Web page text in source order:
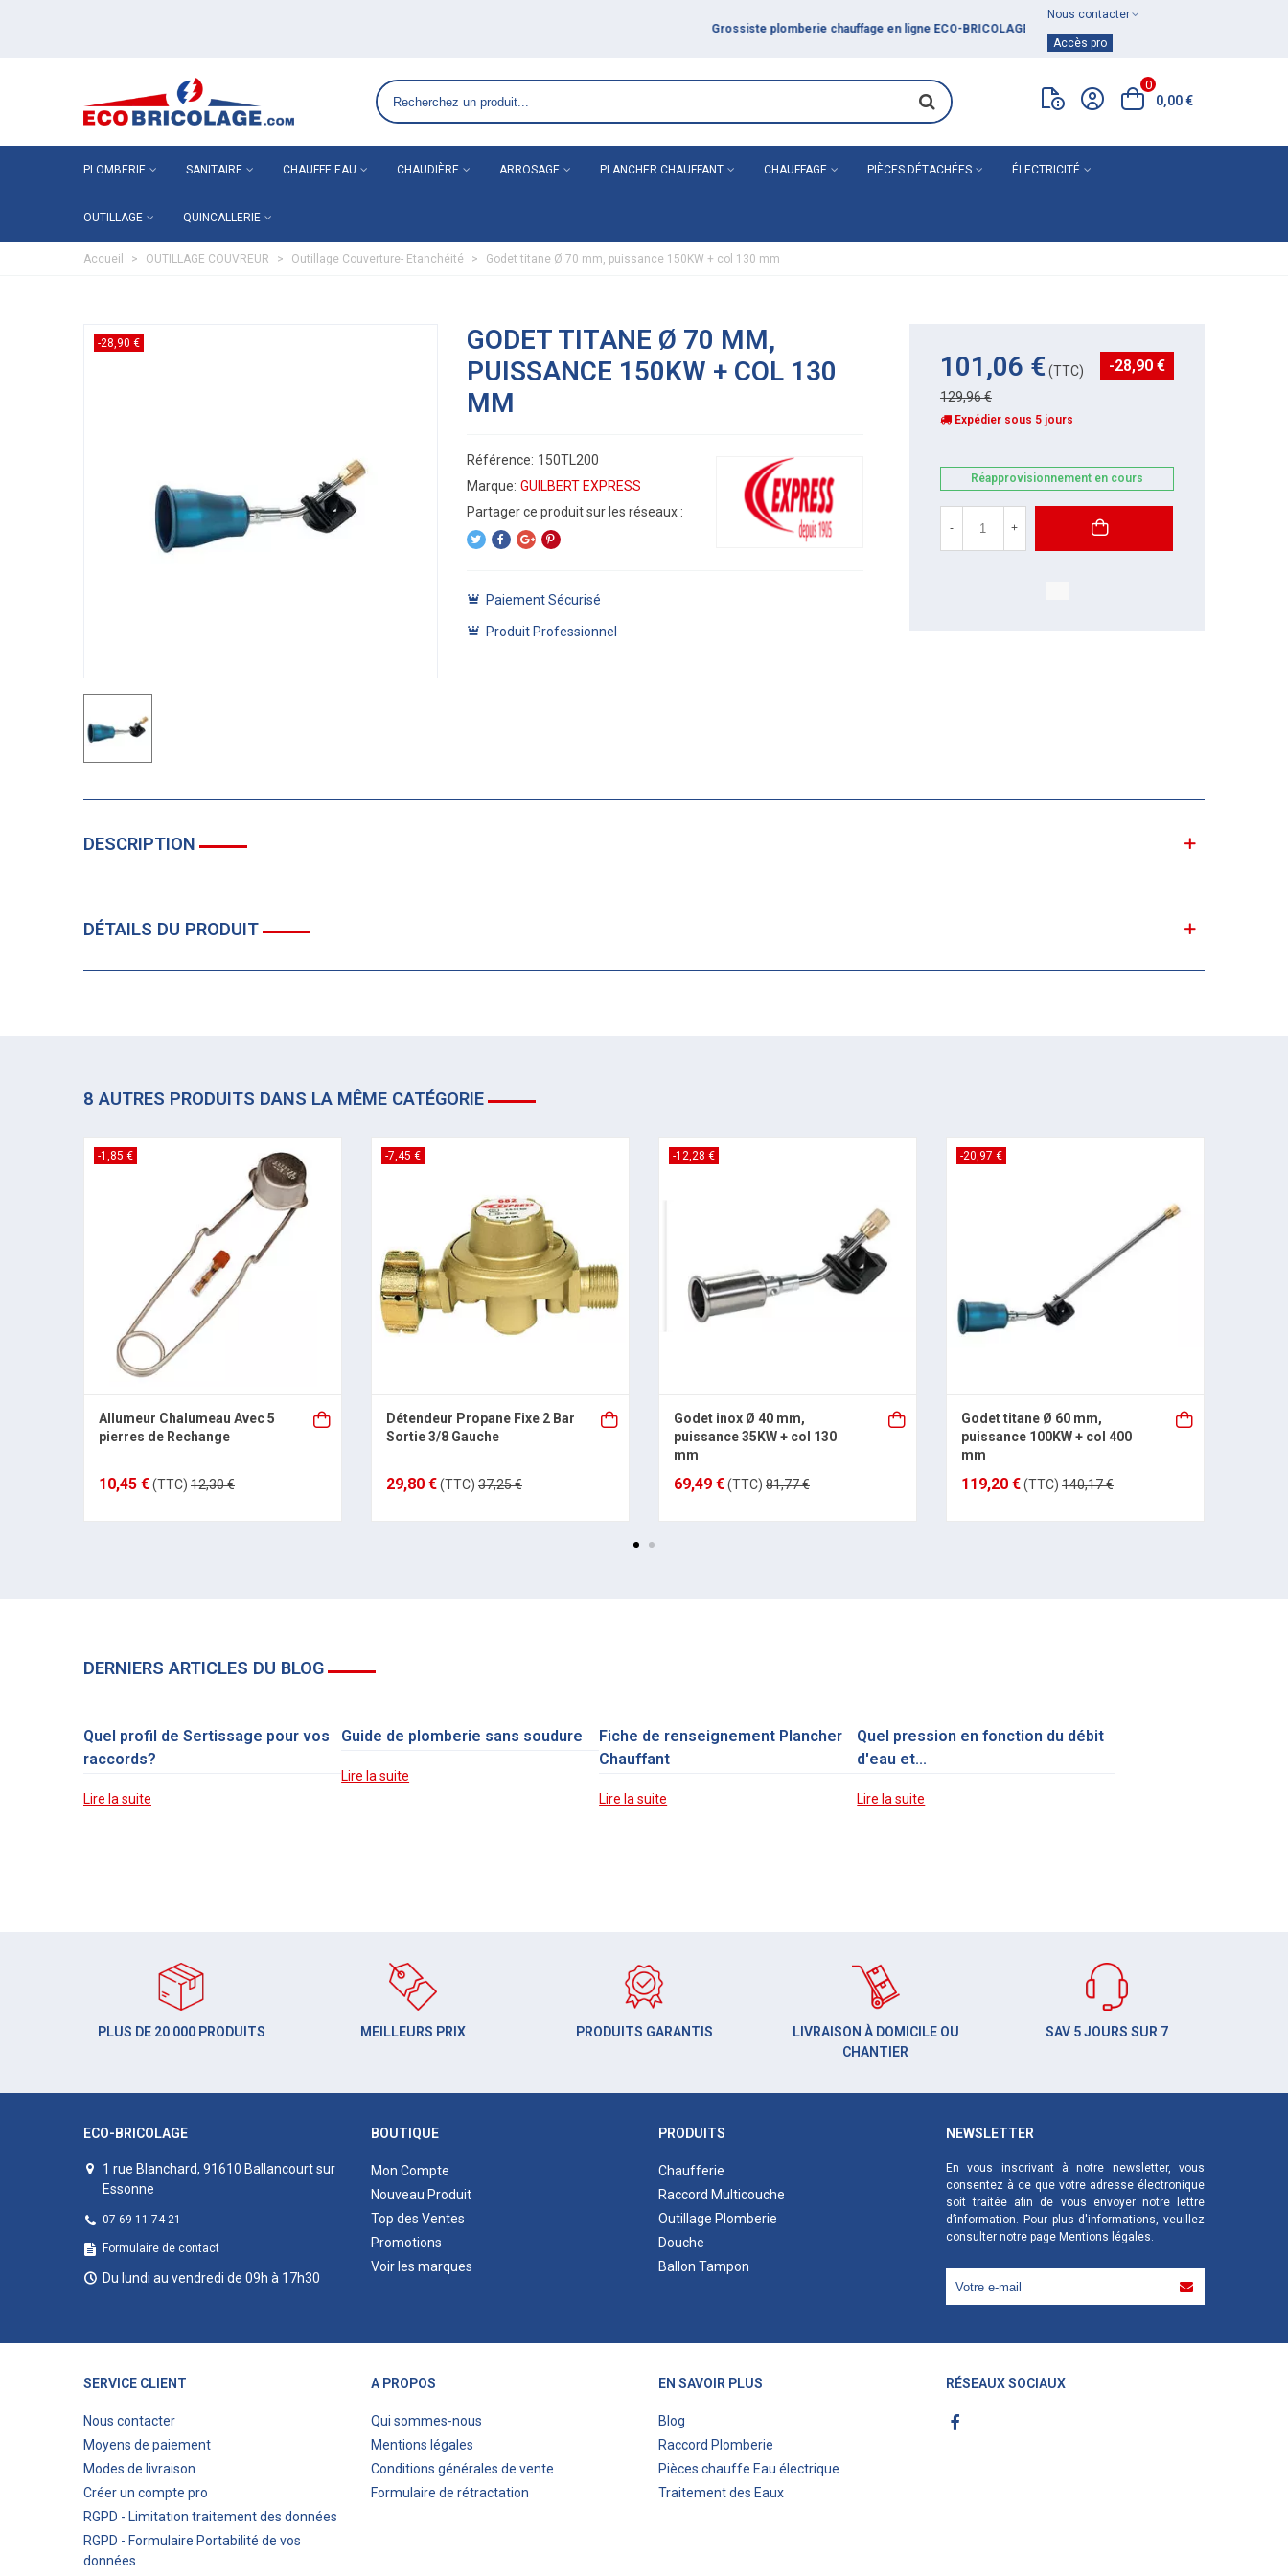
Nous contacter
Accès pro
0
0,00 €
PLOMBERIE SANITAIRE CHAUFFE EAU CHAUDIÈRE ARROSAGE PLANCHER CHAUFFANT CHAUFFAGE PIÈCES DÉTACHÉES ÉLECTRICITÉ
OUTILLAGE QUINCALLERIE
Accueil > OUTILLAGE COUVREUR > Outillage Couverture- Etanchéité > Godet titane Ø 70 mm, puissance 150KW + col 130 mm
-28,90 €
GODET TITANE Ø 70 MM,
PUISSANCE 150KW + COL 130
MM
Référence: 150TL200
Marque: GUILBERT EXPRESS
Paiement Sécurisé
Produit Professionnel
101,06 €(TTC)
129,96 €
-28,90 €
Expédier sous 5 jours
Réapprovisionnement en cours
- +
DESCRIPTION
DÉTAILS DU PRODUIT
8 AUTRES PRODUITS DANS LA MÊME CATÉGORIE
-1,85 €
Allumeur Chalumeau Avec 5
pierres de Rechange
10,45 €(TTC) 12,30 €
-7,45 €
Détendeur Propane Fixe 2 Bar
Sortie 3/8 Gauche
29,80 €(TTC) 37,25 €
-12,28 €
Godet inox Ø 40 mm,
puissance 35KW + col 130
mm
69,49 €(TTC) 81,77 €
-20,97 €
Godet titane Ø 60 mm,
puissance 100KW + col 400
mm
119,20 €(TTC) 140,17 €
DERNIERS ARTICLES DU BLOG
Quel profil de Sertissage pour vos
raccords?
Lire la suite
Guide de plomberie sans soudure
Lire la suite
Fiche de renseignement Plancher
Chauffant
Lire la suite
Quel pression en fonction du débit
d'eau et...
Lire la suite
PLUS DE 20 000 PRODUITS MEILLEURS PRIX PRODUITS GARANTIS
LIVRAISON À DOMICILE OU
CHANTIER
SAV 5 JOURS SUR 7
ECO-BRICOLAGE
1 rue Blanchard, 91610 Ballancourt sur
Essonne
07 69 11 74 21
Formulaire de contact
Du lundi au vendredi de 09h à 17h30
BOUTIQUE
Mon Compte
Nouveau Produit
Top des Ventes
Promotions
Voir les marques
PRODUITS
Chaufferie
Raccord Multicouche
Outillage Plomberie
Douche
Ballon Tampon
NEWSLETTER
En vous inscrivant à notre newsletter, vous
consentez à ce que votre adresse électronique
soit traitée afin de vous envoyer notre lettre
d’information. Pour plus d'informations, veuillez
consulter notre page Mentions légales.
SERVICE CLIENT
Nous contacter
Moyens de paiement
Modes de livraison
Créer un compte pro
RGPD - Limitation traitement des données
RGPD - Formulaire Portabilité de vos
données
A PROPOS
Qui sommes-nous
Mentions légales
Conditions générales de vente
Formulaire de rétractation
EN SAVOIR PLUS
Blog
Raccord Plomberie
Pièces chauffe Eau électrique
Traitement des Eaux
RÉSEAUX SOCIAUX